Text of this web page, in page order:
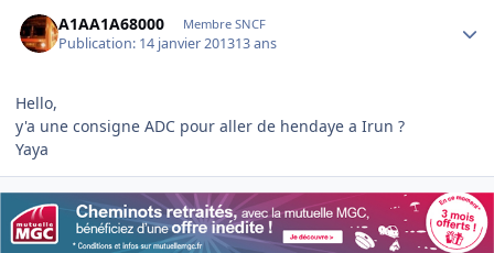
A1AA1A68000 Membre SNCF
Publication: 14 janvier 201313 ans
Hello,
y'a une consigne ADC pour aller de hendaye a Irun ?
Yaya